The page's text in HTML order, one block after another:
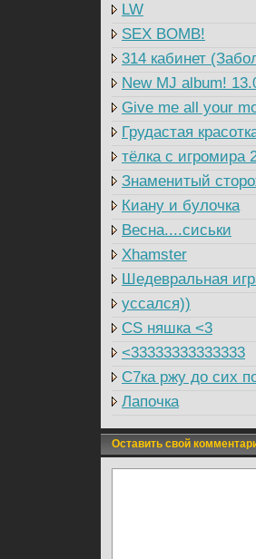
LW
SEX BOMB!
314 кабинет
New MJ album!
Give me all your
Грудастая
тёлка с игромира
Знаменитый
Киану и булочка
Весна....сиськи
Xhamster
Шедевральная
уссался))
CS няшка <3
<33333333333333
C7ка ржу до сих
Лапочка
Оставить свой